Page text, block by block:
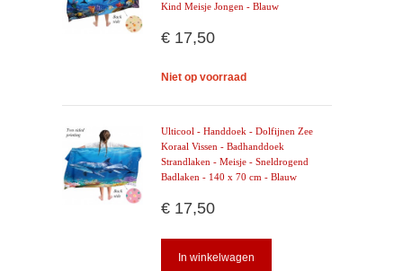
Kind Meisje Jongen - Blauw
€ 17,50
Niet op voorraad
Ulticool - Handdoek - Dolfijnen Zee
Koraal Vissen - Badhanddoek
Strandlaken - Meisje - Sneldrogend
Badlaken - 140 x 70 cm - Blauw
€ 17,50
In winkelwagen